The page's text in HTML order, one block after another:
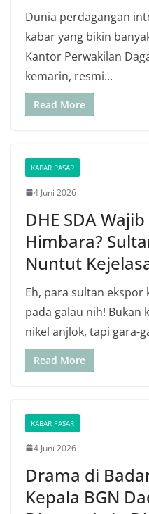
Dunia perdagangan
kabar yang bikin
Kantor Perwakilan
kemarin, resmi...
Read More
KABAR PASAR
4 Juni 2026
DHE SDA
Himbara?
Nuntut
Eh, para sultan ekspor
pada galau nih! Bukan
nikel anjlok, tapi gara-
Read More
KABAR PASAR
4 Juni 2026
Drama di
Kepala BGN